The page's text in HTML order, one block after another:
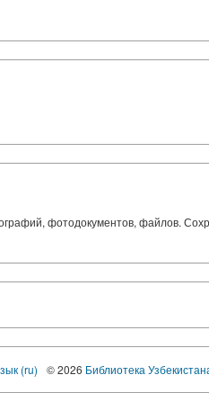
фотодокументов, файлов.
(ru) © 2026 Библиотека